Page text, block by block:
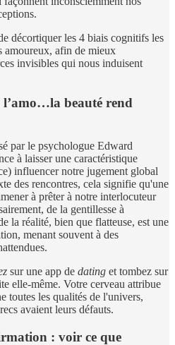
décortiquer les 4 biais cognitifs les
amoureux, afin de mieux
invisibles qui nous induisent
beauté rend
par le psychologue Edward
à laisser une caractéristique
influencer notre jugement global
des rencontres, cela signifie qu'une
à prêter à notre interlocuteur
de la gentillesse à
la réalité, bien que flatteuse, est une
menant souvent à des
sur une app de dating et tombez sur
elle-même. Votre cerveau attribue
toutes les qualités de l'univers,
avaient leurs défauts.
: voir ce que